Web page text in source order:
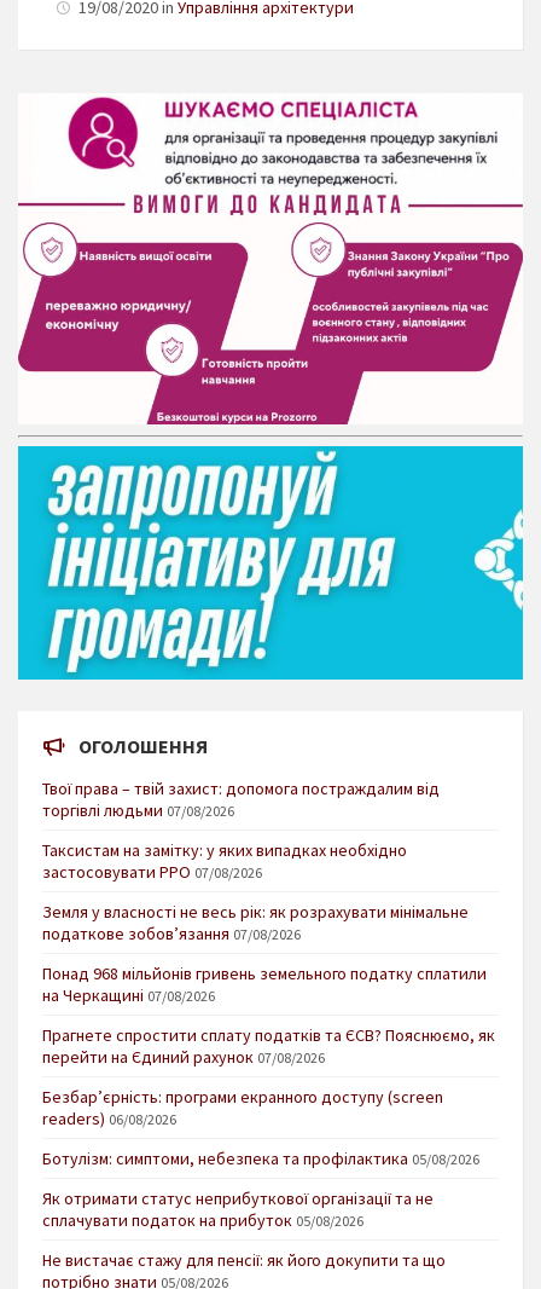
19/08/2020 in Управління архітектури
ОГОЛОШЕННЯ
Твої права – твій захист: допомога постраждалим від
торгівлі людьми 07/08/2026
Таксистам на замітку: у яких випадках необхідно
застосовувати РРО 07/08/2026
Земля у власності не весь рік: як розрахувати мінімальне
податкове зобов’язання 07/08/2026
Понад 968 мільйонів гривень земельного податку сплатили
на Черкащині 07/08/2026
Прагнете спростити сплату податків та ЄСВ? Пояснюємо, як
перейти на Єдиний рахунок 07/08/2026
Безбар’єрність: програми екранного доступу (screen
readers) 06/08/2026
Ботулізм: симптоми, небезпека та профілактика 05/08/2026
Як отримати статус неприбуткової організації та не
сплачувати податок на прибуток 05/08/2026
Не вистачає стажу для пенсії: як його докупити та що
потрібно знати 05/08/2026